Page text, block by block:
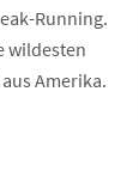
Running.
wildesten
Amerika.